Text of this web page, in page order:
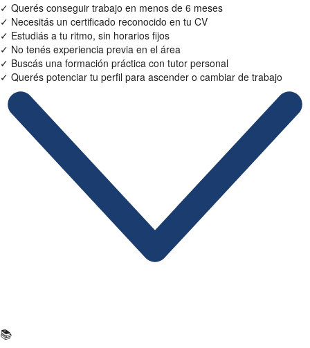
✓ Querés conseguir trabajo en menos de 6 meses
✓ Necesitás un certificado reconocido en tu CV
✓ Estudiás a tu ritmo, sin horarios fijos
✓ No tenés experiencia previa en el área
✓ Buscás una formación práctica con tutor personal
✓ Querés potenciar tu perfil para ascender o cambiar de trabajo
📚